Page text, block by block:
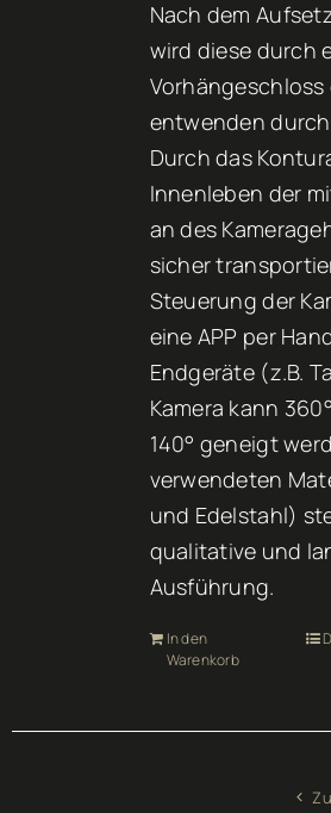
Nach dem
wird diese durch
entwenden
Durch das
Innenleben der
an des
sicher
Steuerung der
eine APP per
Endgeräte (z.B.
Kamera kann
140° geneigt
verwendeten
und Edelstahl)
qualitative und
Ausführung.
In den
Warenkorb